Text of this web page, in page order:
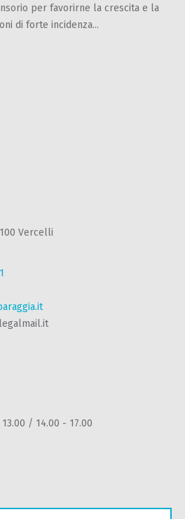
per favorirne la crescita e la
di forte incidenza...
Vercelli
/ 14.00 - 17.00